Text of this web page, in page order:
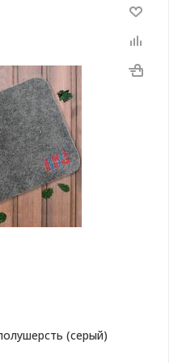
(серый)